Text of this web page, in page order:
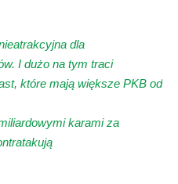
dla
I dużo na tym traci
które mają większe PKB od
karami za